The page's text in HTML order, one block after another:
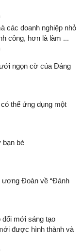
các doanh nghiệp nhỏ
công, hơn là làm ...
ngọn cờ của Đảng
thể ứng dụng một
bạn bè
ương Đoàn về “Đánh
đổi mới sáng tạo
được hình thành và